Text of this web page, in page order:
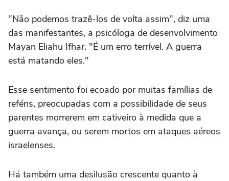
"Não podemos trazê-los de volta assim", diz uma
das manifestantes, a psicóloga de desenvolvimento
Mayan Eliahu Ifhar. "É um erro terrível. A guerra
está matando eles."
Esse sentimento foi ecoado por muitas famílias de
reféns, preocupadas com a possibilidade de seus
parentes morrerem em cativeiro à medida que a
guerra avança, ou serem mortos em ataques aéreos
israelenses.
Há também uma desilusão crescente quanto à